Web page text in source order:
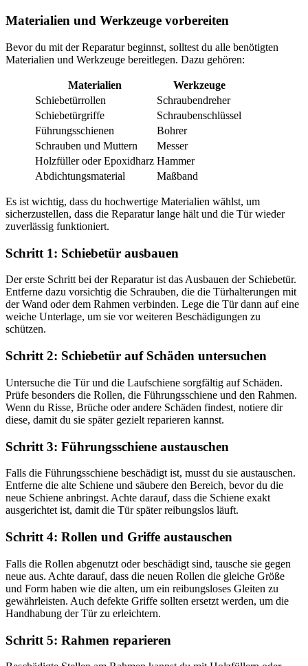
Materialien und Werkzeuge vorbereiten
Bevor du mit der Reparatur beginnst, solltest du alle benötigten
Materialien und Werkzeuge bereitlegen. Dazu gehören:
Materialien
Werkzeuge
Schiebetürrollen
Schraubendreher
Schiebetürgriffe
Schraubenschlüssel
Führungsschienen
Bohrer
Schrauben und Muttern
Messer
Holzfüller oder Epoxidharz Hammer
Abdichtungsmaterial
Maßband
Es ist wichtig, dass du hochwertige Materialien wählst, um
sicherzustellen, dass die Reparatur lange hält und die Tür wieder
zuverlässig funktioniert.
Schritt 1: Schiebetür ausbauen
Der erste Schritt bei der Reparatur ist das Ausbauen der Schiebetür.
Entferne dazu vorsichtig die Schrauben, die die Türhalterungen mit
der Wand oder dem Rahmen verbinden. Lege die Tür dann auf eine
weiche Unterlage, um sie vor weiteren Beschädigungen zu
schützen.
Schritt 2: Schiebetür auf Schäden untersuchen
Untersuche die Tür und die Laufschiene sorgfältig auf Schäden.
Prüfe besonders die Rollen, die Führungsschiene und den Rahmen.
Wenn du Risse, Brüche oder andere Schäden findest, notiere dir
diese, damit du sie später gezielt reparieren kannst.
Schritt 3: Führungsschiene austauschen
Falls die Führungsschiene beschädigt ist, musst du sie austauschen.
Entferne die alte Schiene und säubere den Bereich, bevor du die
neue Schiene anbringst. Achte darauf, dass die Schiene exakt
ausgerichtet ist, damit die Tür später reibungslos läuft.
Schritt 4: Rollen und Griffe austauschen
Falls die Rollen abgenutzt oder beschädigt sind, tausche sie gegen
neue aus. Achte darauf, dass die neuen Rollen die gleiche Größe
und Form haben wie die alten, um ein reibungsloses Gleiten zu
gewährleisten. Auch defekte Griffe sollten ersetzt werden, um die
Handhabung der Tür zu erleichtern.
Schritt 5: Rahmen reparieren